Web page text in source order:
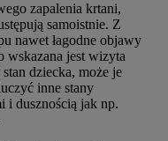
zapalenia krtani,
samoistnie. Z
nawet łagodne objawy
wskazana jest wizyta
dziecka, może je
inne stany
i dusznością jak np.